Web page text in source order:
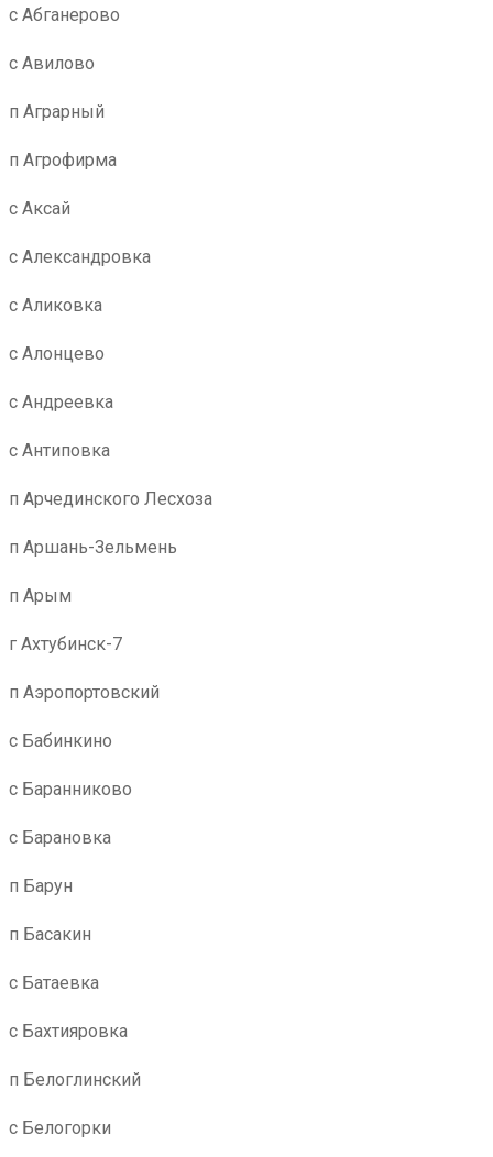
с Абганерово
с Авилово
п Аграрный
п Агрофирма
с Аксай
с Александровка
с Аликовка
с Алонцево
с Андреевка
с Антиповка
п Арчединского Лесхоза
п Аршань-Зельмень
п Арым
г Ахтубинск-7
п Аэропортовский
с Бабинкино
с Баранниково
с Барановка
п Барун
п Басакин
с Батаевка
с Бахтияровка
п Белоглинский
с Белогорки